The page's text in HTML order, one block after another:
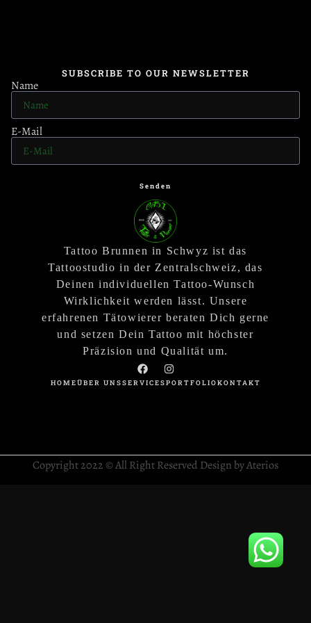
SUBSCRIBE TO OUR NEWSLETTER
Name
E-Mail
Senden
Tattoo Brunnen in Schwyz ist das
Tattoostudio in der Zentralschweiz, das
Deinen individuellen Tattoo-Wunsch
Wirklichkeit werden lässt. Unsere
erfahrenen Tätowierer beraten Dich gerne
und setzen Dein Tattoo mit höchster
Präzision und Qualität um.
HOMEÜBER UNSSERVICESPORTFOLIOKONTAKT
Copyright 2022 © All Right Reserved Design by Aterios